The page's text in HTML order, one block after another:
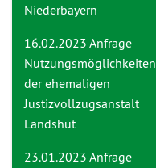
Niederbayern
16.02.2023 Anfrage
Nutzungsmöglichkeiten
der ehemaligen
Justizvollzugsanstalt
Landshut
23.01.2023 Anfrage